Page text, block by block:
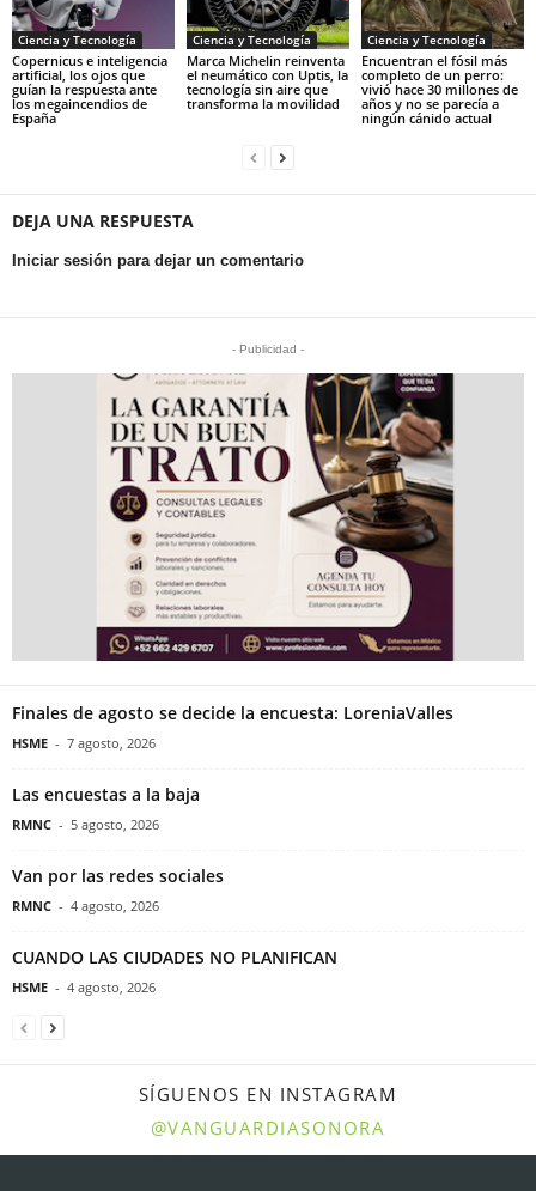
Ciencia y Tecnología
Copernicus e inteligencia
artificial, los ojos que
guían la respuesta ante
los megaincendios de
España
Ciencia y Tecnología
Marca Michelin reinventa
el neumático con Uptis, la
tecnología sin aire que
transforma la movilidad
Ciencia y Tecnología
Encuentran el fósil más
completo de un perro:
vivió hace 30 millones de
años y no se parecía a
ningún cánido actual
DEJA UNA RESPUESTA
Iniciar sesión para dejar un comentario
- Publicidad -
Finales de agosto se decide la encuesta: LoreniaValles
HSME - 7 agosto, 2026
Las encuestas a la baja
RMNC - 5 agosto, 2026
Van por las redes sociales
RMNC - 4 agosto, 2026
CUANDO LAS CIUDADES NO PLANIFICAN
HSME - 4 agosto, 2026
SÍGUENOS EN INSTAGRAM
@VANGUARDIASONORA